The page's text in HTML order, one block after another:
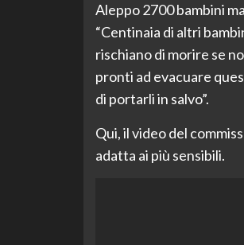
Aleppo 2700 bambini
“Centinaia di altri
rischiano di morire se
pronti ad evacuare
di portarli in salvo”.
Qui, il video del
adatta ai più sensibili.